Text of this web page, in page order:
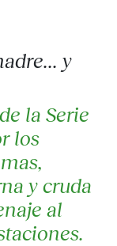
y
la Serie
los
y cruda
al